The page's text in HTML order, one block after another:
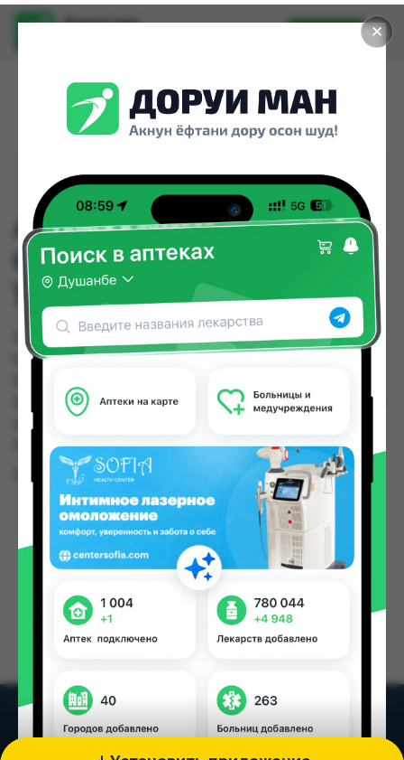
✕
Доруи ман
Установить
АКВА МАРИС НОРМ
СПРЕЙ НАЗАЛ ФЛ
150МЛ
АКВА МАРИС НОРМ СПРЕЙ НАЗАЛ ФЛ 150МЛ
можно купить или заказать в аптеках, Саховати
Авиценна, АЗИЗ ВАКО , Алишер-К, Амирӣ по цене
городах Таджикистана
Цена: от44.00 TJS